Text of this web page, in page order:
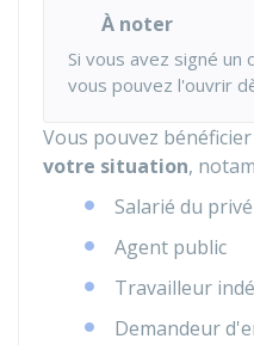
À noter
Si vous avez signé
vous pouvez l'ouvrir
Vous pouvez bénéficier
votre situation,
Salarié du privé
Agent public
Travailleur
Demandeur